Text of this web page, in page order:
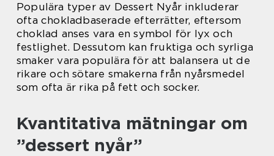
Populära typer av Dessert Nyår inkluderar
ofta chokladbaserade efterrätter, eftersom
choklad anses vara en symbol för lyx och
festlighet. Dessutom kan fruktiga och syrliga
smaker vara populära för att balansera ut de
rikare och sötare smakerna från nyårsmedel
som ofta är rika på fett och socker.
Kvantitativa mätningar om
”dessert nyår”